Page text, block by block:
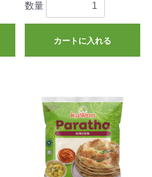
数量
カートに入れる